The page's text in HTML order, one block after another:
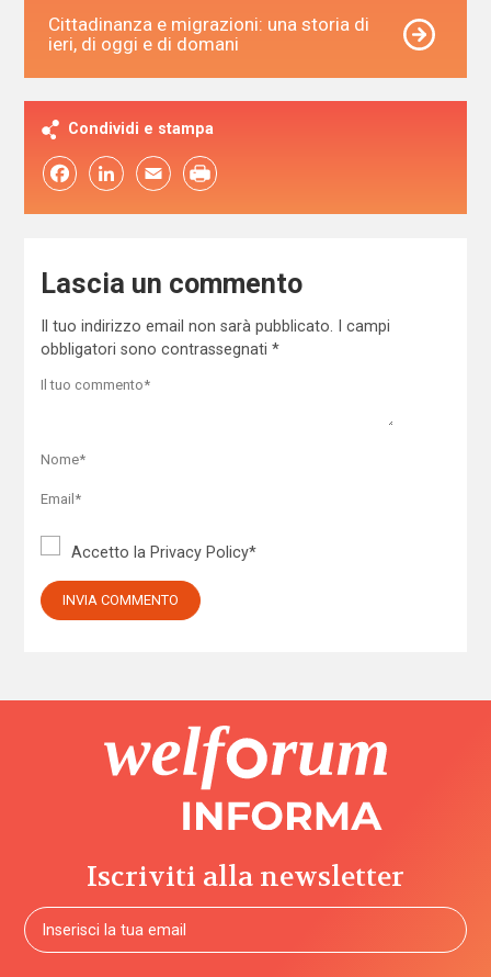
Cittadinanza e migrazioni: una storia di
ieri, di oggi e di domani
Condividi e stampa
FacebookLinkedIn Email
Lascia un commento
Il tuo indirizzo email non sarà pubblicato.
I campi
obbligatori sono contrassegnati *
Accetto la Privacy Policy*
Iscriviti alla newsletter